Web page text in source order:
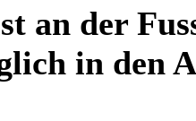
an der
in den